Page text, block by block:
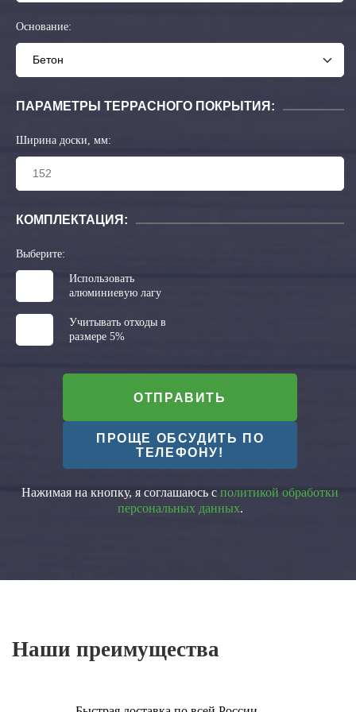
Основание:
ПАРАМЕТРЫ ТЕРРАСНОГО ПОКРЫТИЯ:
Ширина доски, мм:
КОМПЛЕКТАЦИЯ:
Выберите:
Использовать
алюминиевую лагу
Учитывать отходы в
размере 5%
ОТПРАВИТЬ
ПРОЩЕ ОБСУДИТЬ ПО
ТЕЛЕФОНУ!
Нажимая на кнопку, я соглашаюсь с политикой обработки
персональных данных.
Наши преимущества